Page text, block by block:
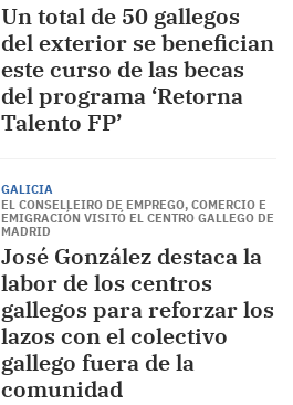
Un total de 50 gallegos
del exterior se benefician
este curso de las becas
del programa ‘Retorna
Talento FP’
GALICIA
EL CONSELLEIRO DE EMPREGO, COMERCIO E
EMIGRACIÓN VISITÓ EL CENTRO GALLEGO DE
MADRID
José González destaca la
labor de los centros
gallegos para reforzar los
lazos con el colectivo
gallego fuera de la
comunidad